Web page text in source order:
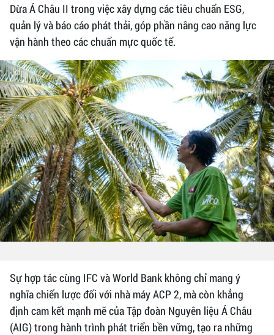
Dừa Á Châu II trong việc xây dựng các tiêu chuẩn ESG,
quản lý và báo cáo phát thải, góp phần nâng cao năng lực
vận hành theo các chuẩn mực quốc tế.
Sự hợp tác cùng IFC và World Bank không chỉ mang ý
nghĩa chiến lược đối với nhà máy ACP 2, mà còn khẳng
định cam kết mạnh mẽ của Tập đoàn Nguyên liệu Á Châu
(AIG) trong hành trình phát triển bền vững, tạo ra những